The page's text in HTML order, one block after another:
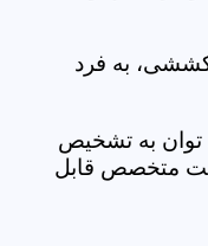
کششی، به فرد
توان به تشخیص
متخصص قابل